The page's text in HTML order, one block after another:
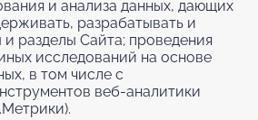
и анализа данных, дающих
разрабатывать и
разделы Сайта; проведения
исследований на основе
в том числе с
веб-аналитики